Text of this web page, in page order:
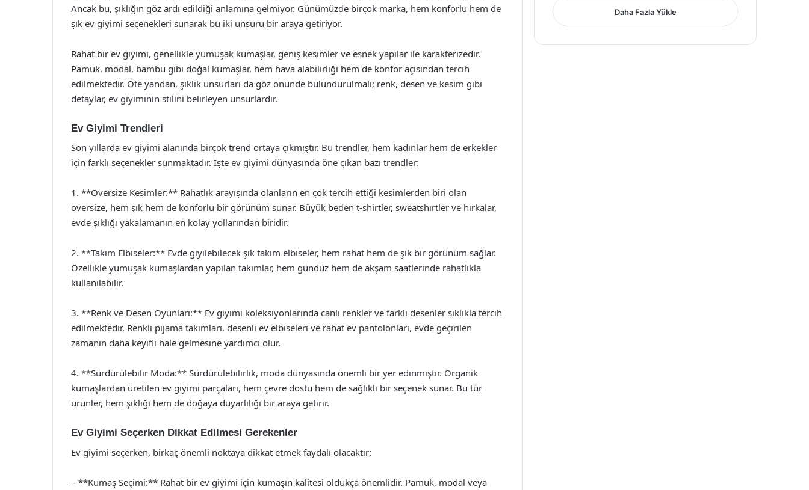
Ancak bu, şıklığın göz ardı edildiği anlamına gelmiyor. Günümüzde birçok marka, hem konforlu hem de
şık ev giyimi seçenekleri sunarak bu iki unsuru bir araya getiriyor.
Rahat bir ev giyimi, genellikle yumuşak kumaşlar, geniş kesimler ve esnek yapılar ile karakterizedir.
Pamuk, modal, bambu gibi doğal kumaşlar, hem hava alabilirliği hem de konfor açısından tercih
edilmektedir. Öte yandan, şıklık unsurları da göz önünde bulundurulmalı; renk, desen ve kesim gibi
detaylar, ev giyiminin stilini belirleyen unsurlardır.
Ev Giyimi Trendleri
Son yıllarda ev giyimi alanında birçok trend ortaya çıkmıştır. Bu trendler, hem kadınlar hem de erkekler
için farklı seçenekler sunmaktadır. İşte ev giyimi dünyasında öne çıkan bazı trendler:
1. **Oversize Kesimler:** Rahatlık arayışında olanların en çok tercih ettiği kesimlerden biri olan
oversize, hem şık hem de konforlu bir görünüm sunar. Büyük beden t-shirtler, sweatshırtler ve hırkalar,
evde şıklığı yakalamanın en kolay yollarından biridir.
2. **Takım Elbiseler:** Evde giyilebilecek şık takım elbiseler, hem rahat hem de şık bir görünüm sağlar.
Özellikle yumuşak kumaşlardan yapılan takımlar, hem gündüz hem de akşam saatlerinde rahatlıkla
kullanılabilir.
3. **Renk ve Desen Oyunları:** Ev giyimi koleksiyonlarında canlı renkler ve farklı desenler sıklıkla tercih
edilmektedir. Renkli pijama takımları, desenli ev elbiseleri ve rahat ev pantolonları, evde geçirilen
zamanın daha keyifli hale gelmesine yardımcı olur.
4. **Sürdürülebilir Moda:** Sürdürülebilirlik, moda dünyasında önemli bir yer edinmiştir. Organik
kumaşlardan üretilen ev giyimi parçaları, hem çevre dostu hem de sağlıklı bir seçenek sunar. Bu tür
ürünler, hem şıklığı hem de doğaya duyarlılığı bir araya getirir.
Ev Giyimi Seçerken Dikkat Edilmesi Gerekenler
Ev giyimi seçerken, birkaç önemli noktaya dikkat etmek faydalı olacaktır:
– **Kumaş Seçimi:** Rahat bir ev giyimi için kumaşın kalitesi oldukça önemlidir. Pamuk, modal veya
Daha Fazla Yükle